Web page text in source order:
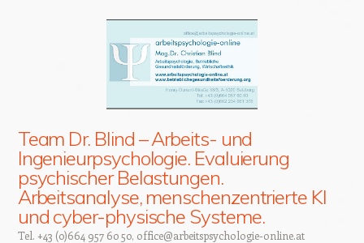
Team Dr. Blind – Arbeits- und
Ingenieurpsychologie. Evaluierung
psychischer Belastungen.
Arbeitsanalyse, menschenzentrierte KI
und cyber-physische Systeme.
Tel. +43 (0)664 957 60 50, office@arbeitspsychologie-online.at